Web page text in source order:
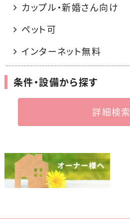
カップル・新婚さん向け
ペット可
インターネット無料
条件・設備から探す
詳細検索